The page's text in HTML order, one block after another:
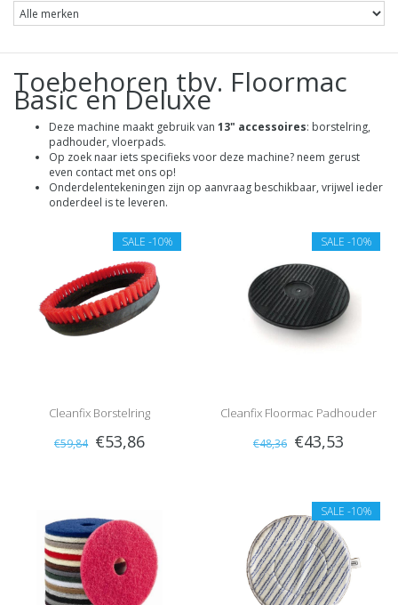
Toebehoren tbv. Floormac
Basic en Deluxe
Deze machine maakt gebruik van 13" accessoires: borstelring,
padhouder, vloerpads.
Op zoek naar iets specifieks voor deze machine? neem gerust
even contact met ons op!
Onderdelentekeningen zijn op aanvraag beschikbaar, vrijwel ieder
onderdeel is te leveren.
SALE -10%
Cleanfix Borstelring
€59,84 €53,86
SALE -10%
Cleanfix Floormac Padhouder
€48,36 €43,53
SALE -10%